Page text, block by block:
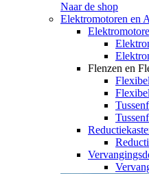
Naar de shop
Elektromotoren en
Flenzen en